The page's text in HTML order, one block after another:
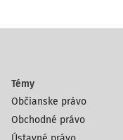
Témy
Občianske právo
Obchodné právo